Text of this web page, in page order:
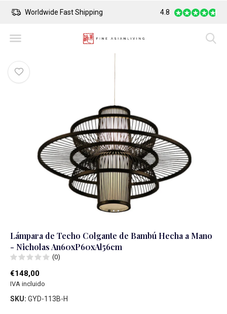
Worldwide Fast Shipping Safe Payment
4.8
Lámpara de Techo Colgante de Bambú Hecha a Mano
- Nicholas An60xP60xAl56cm
(0)
€148,00
IVA incluido
SKU: GYD-113B-H